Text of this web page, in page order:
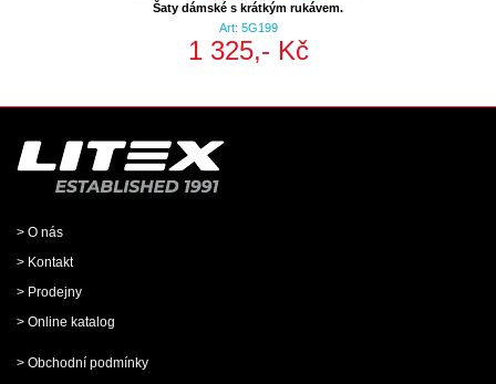
Šaty dámské s krátkým rukávem.
Art: 5G199
1 325,- Kč
> O nás
> Kontakt
> Prodejny
> Online katalog
> Obchodní podmínky